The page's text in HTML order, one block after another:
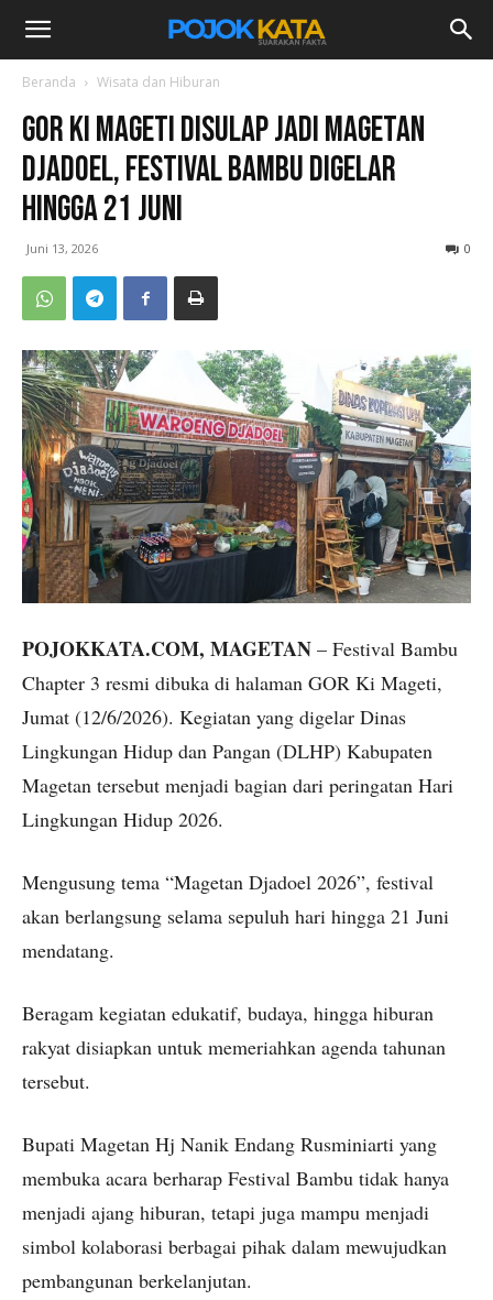
Beranda Wisata dan Hiburan
GOR Ki Mageti Disulap Jadi Magetan
Djadoel, Festival Bambu Digelar
hingga 21 Juni
Juni 13, 2026 0
POJOKKATA.COM, MAGETAN – Festival Bambu
Chapter 3 resmi dibuka di halaman GOR Ki Mageti,
Jumat (12/6/2026). Kegiatan yang digelar Dinas
Lingkungan Hidup dan Pangan (DLHP) Kabupaten
Magetan tersebut menjadi bagian dari peringatan Hari
Lingkungan Hidup 2026.
Mengusung tema “Magetan Djadoel 2026”, festival
akan berlangsung selama sepuluh hari hingga 21 Juni
mendatang.
Beragam kegiatan edukatif, budaya, hingga hiburan
rakyat disiapkan untuk memeriahkan agenda tahunan
tersebut.
Bupati Magetan Hj Nanik Endang Rusminiarti yang
membuka acara berharap Festival Bambu tidak hanya
menjadi ajang hiburan, tetapi juga mampu menjadi
simbol kolaborasi berbagai pihak dalam mewujudkan
pembangunan berkelanjutan.